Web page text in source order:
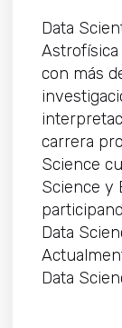
Data
con más
carrera
Science
Science y
Data
Data